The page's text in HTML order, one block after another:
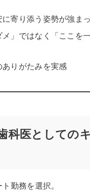
寄り添う姿勢が強ま
」ではなく「ここを
りがたみを実感
科医としての
勤務を選択。